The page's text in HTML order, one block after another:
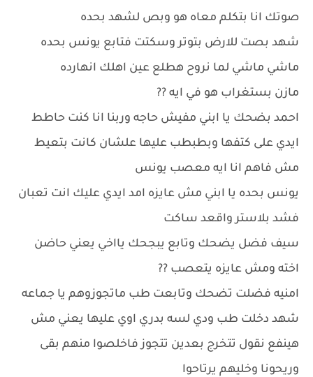
صوتك انا بتكلم معاه هو وبص لشهد بحده
شهد بصت للارض بتوتر وسكتت فتابع يونس بحده
ماشي ماشي لما نروح هطلع عين اهلك انهارده
مازن بستغراب هو في ايه ??
احمد بضحك يا ابني مفيش حاجه وربنا انا كنت حاطط
ايدي على كتفها وبطبطب عليها علشان كانت بتعيط
مش فاهم انا ايه معصب يونس
يونس بحده يا ابني مش عايزه امد ايدي عليك انت تعبان
فشد بلاستر واقعد ساكت
سيف فضل يضحك وتابع يبجحك يااخي يعني حاضن
اخته ومش عايزه يتعصب ??
امنيه فضلت تضحك وتابعت طب ماتجوزوهم يا جماعه
شهد دخلت طب ودي لسه بدري اوي عليها يعني مش
هينفع نقول تتخرج بعدين تتجوز فاخلصوا منهم بقى
وريحونا وخليهم يرتاحوا